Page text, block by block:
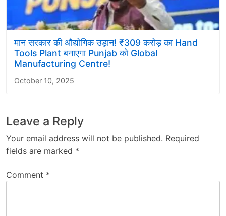
मान सरकार की औद्योगिक उड़ान! ₹309 करोड़ का Hand
Tools Plant बनाएगा Punjab को Global
Manufacturing Centre!
October 10, 2025
Leave a Reply
Your email address will not be published. Required
fields are marked *
Comment *